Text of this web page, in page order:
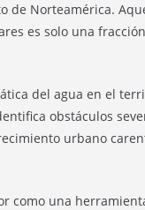
de Norteamérica.
es solo una
del agua en el
obstáculos
urbano
como una